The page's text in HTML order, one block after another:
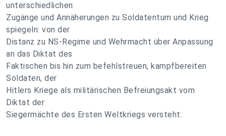
unterschiedlichen
Zugänge und Annäherungen zu Soldatentum und Krieg
spiegeln: von der
Distanz zu NS-Regime und Wehrmacht über Anpassung
an das Diktat des
Faktischen bis hin zum befehlstreuen, kampfbereiten
Soldaten, der
Hitlers Kriege als militärischen Befreiungsakt vom
Diktat der
Siegermächte des Ersten Weltkriegs versteht.